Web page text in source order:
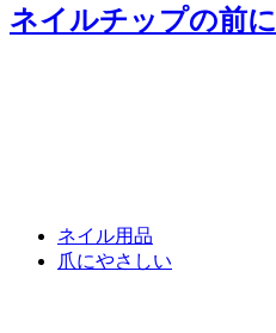
ネイルチップの前に
ネイル用品
爪にやさしい